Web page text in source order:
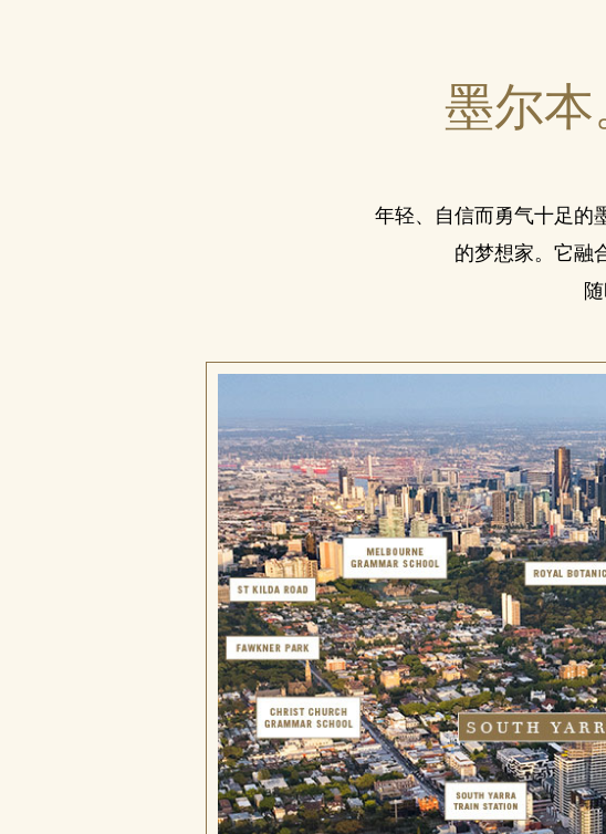
墨尔本
年轻、自信而勇气十足的
的梦想家。它融